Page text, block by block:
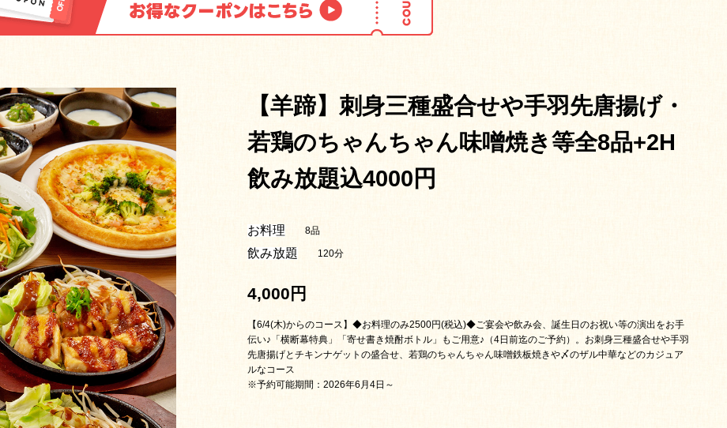
【羊蹄】刺身三種盛合せや手羽先唐揚げ・
若鶏のちゃんちゃん味噌焼き等全8品+2H
飲み放題込4000円
お料理 8品
飲み放題 120分
4,000円
【6/4(木)からのコース】◆お料理のみ2500円(税込)◆ご宴会や飲み会、誕生日のお祝い等の演出をお手
伝い♪「横断幕特典」「寄せ書き焼酎ボトル」もご用意♪（4日前迄のご予約）。お刺身三種盛合せや手羽
先唐揚げとチキンナゲットの盛合せ、若鶏のちゃんちゃん味噌鉄板焼きや〆のザル中華などのカジュア
ルなコース
※予約可能期間：2026年6月4日～